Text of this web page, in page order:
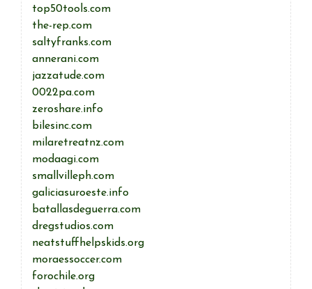
top50tools.com
the-rep.com
saltyfranks.com
annerani.com
jazzatude.com
0022pa.com
zeroshare.info
bilesinc.com
milaretreatnz.com
modaagi.com
smallvilleph.com
galiciasuroeste.info
batallasdeguerra.com
dregstudios.com
neatstuffhelpskids.org
moraessoccer.com
forochile.org